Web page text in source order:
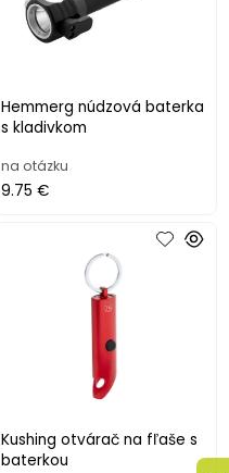
Hemmerg núdzová baterka
s kladivkom
na otázku
9.75 €
Kushing otvárač na fľaše s
baterkou